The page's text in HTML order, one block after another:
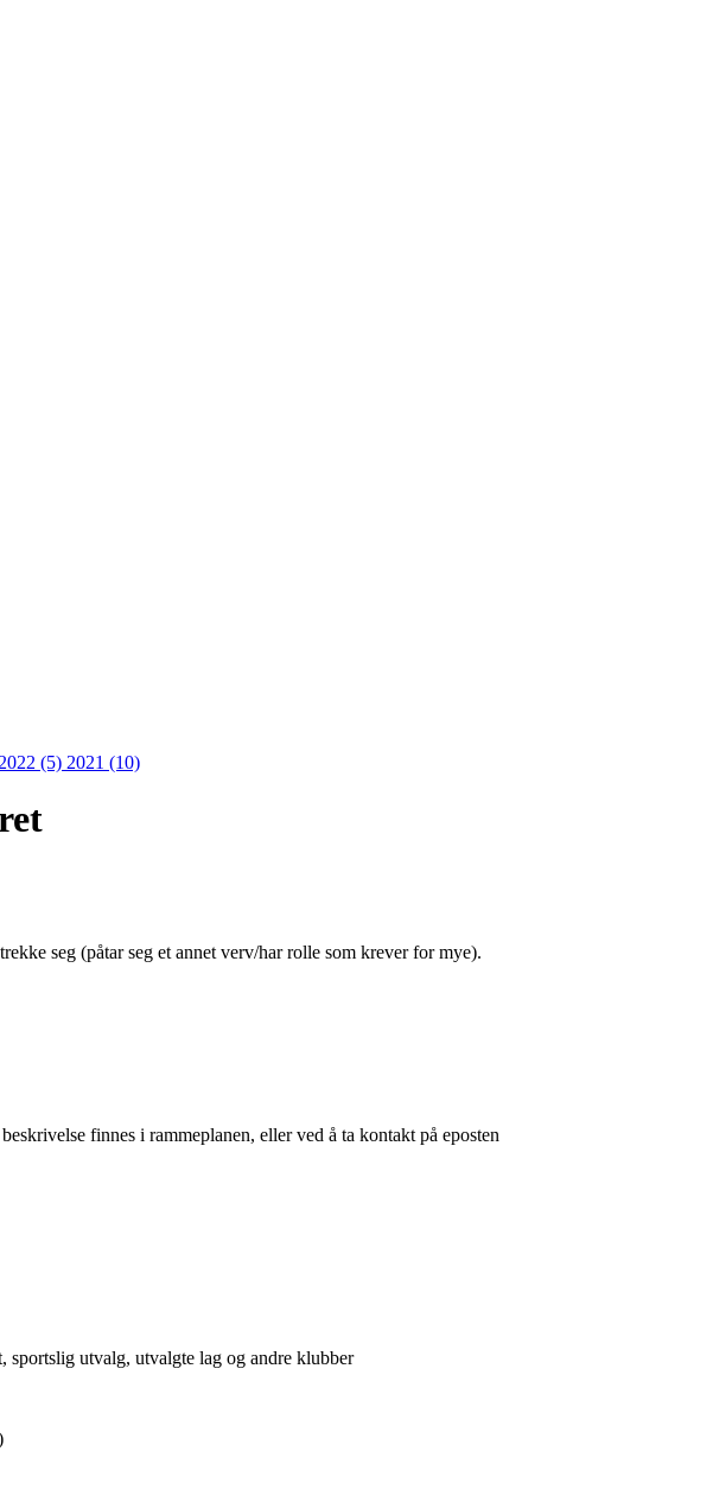
2022 (5) 2021 (10)
seg (påtar seg et annet verv/har rolle som krever for mye).
finnes i rammeplanen, eller ved å ta kontakt på eposten
utvalg, utvalgte lag og andre klubber